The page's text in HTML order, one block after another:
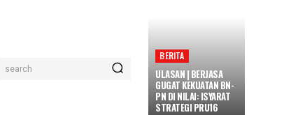
search
BERITA
ULASAN | BERJASA
GUGAT KEKUATAN BN-
PN DI NILAI: ISYARAT
STRATEGI PRU16